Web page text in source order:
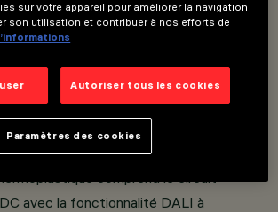
miniaturisé avec adaptateur pour
rail en basse tension 48 V.
d'aluminium avec système de
comprend le circuit
avec la fonctionnalité DALI à
sur votre appareil pour améliorer la navigation
son utilisation et contribuer à nos efforts de
Autoriser tous les cookies
Paramètres des cookies